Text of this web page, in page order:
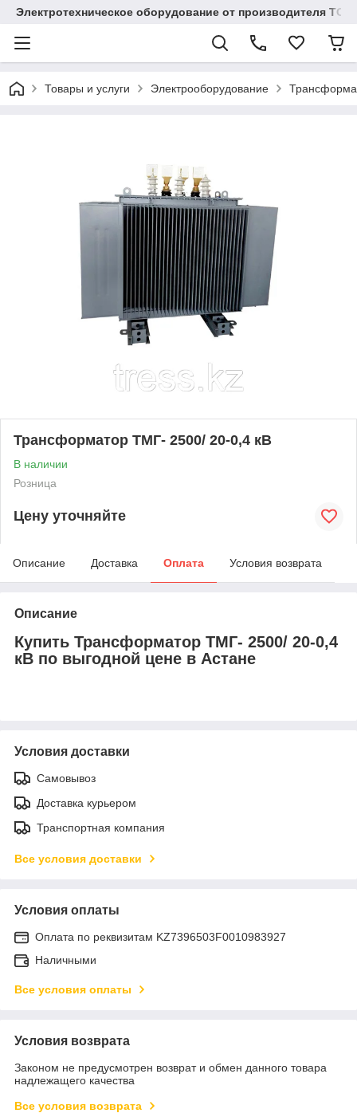
Электротехническое оборудование от производителя TOO
Товары и услуги Электрооборудование
Трансформатор ТМГ- 2500/ 20-0,4 кВ
В наличии
Розница
Цену уточняйте
Описание Доставка Оплата Условия возврата
Описание
Купить Трансформатор ТМГ- 2500/ 20-0,4
кВ по выгодной цене в Астане
Условия доставки
Самовывоз
Доставка курьером
Транспортная компания
Все условия доставки
Условия оплаты
Оплата по реквизитам KZ7396503F0010983927
Наличными
Все условия оплаты
Условия возврата
Законом не предусмотрен возврат и обмен данного товара
надлежащего качества
Все условия возврата